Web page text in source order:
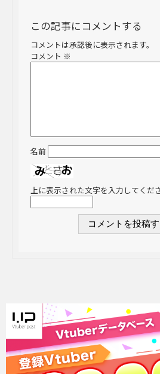
この記事にコメントする
コメントは承認後に表示されます。
コメント ※
名前
上に表示された文字を入力してくださ